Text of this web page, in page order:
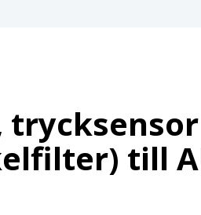
trycksensor
till